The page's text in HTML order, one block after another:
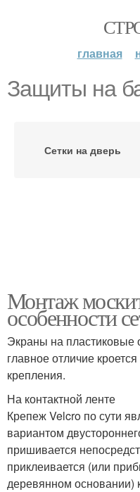
главная
Защиты на
Сетки на дверь
Монтаж
особенности
Экраны на
главное отличие
крепления.
На контактной ленте
Крепеж Velcro по сути
вариантом
пришивается
приклеивается (или
деревянном основании)